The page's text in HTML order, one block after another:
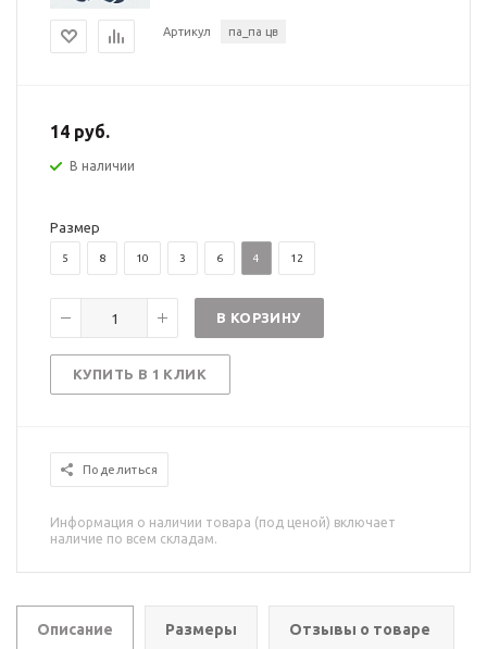
Артикул па_па цв
14 руб.
В наличии
Размер
5 8 10 3 6 4 12
В КОРЗИНУ
КУПИТЬ В 1 КЛИК
Поделиться
Информация о наличии товара (под ценой) включает
наличие по всем складам.
Описание Размеры Отзывы о товаре